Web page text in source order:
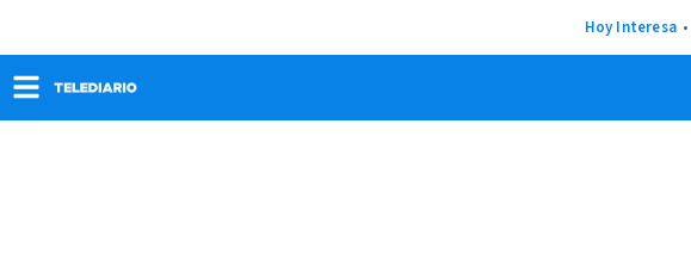
Hoy Interesa